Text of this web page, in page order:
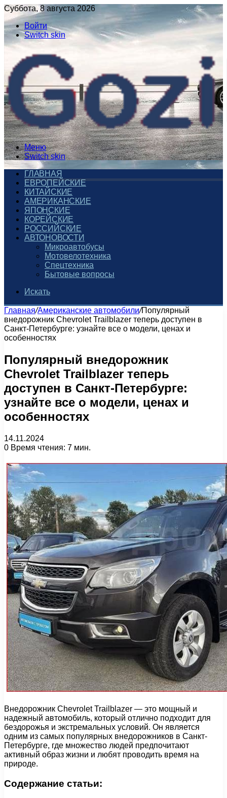
Суббота, 8 августа 2026
Войти
Switch skin
Меню
Switch skin
ГЛАВНАЯ
ЕВРОПЕЙСКИЕ
КИТАЙСКИЕ
АМЕРИКАНСКИЕ
ЯПОНСКИЕ
КОРЕЙСКИЕ
РОССИЙСКИЕ
АВТОНОВОСТИ
Микроавтобусы
Мотовелотехника
Спецтехника
Бытовые вопросы
Искать
Главная/Американские автомобили/Популярный
внедорожник Chevrolet Trailblazer теперь доступен в
Санкт-Петербурге: узнайте все о модели, ценах и
особенностях
Популярный внедорожник
Chevrolet Trailblazer теперь
доступен в Санкт-Петербурге:
узнайте все о модели, ценах и
особенностях
14.11.2024
0 Время чтения: 7 мин.
Внедорожник Chevrolet Trailblazer — это мощный и
надежный автомобиль, который отлично подходит для
бездорожья и экстремальных условий. Он является
одним из самых популярных внедорожников в Санкт-
Петербурге, где множество людей предпочитают
активный образ жизни и любят проводить время на
природе.
Содержание статьи: